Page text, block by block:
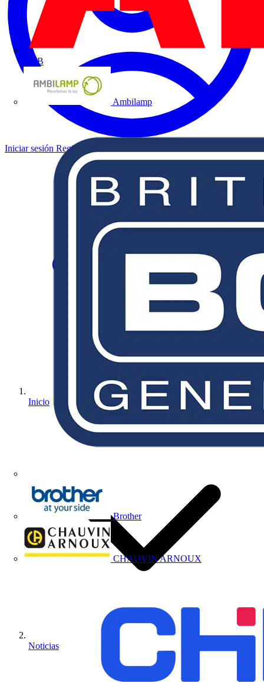
ABB
Ambilamp
Brother
CHAUVIN ARNOUX
Iniciar sesión Registrarse
Inicio
Noticias